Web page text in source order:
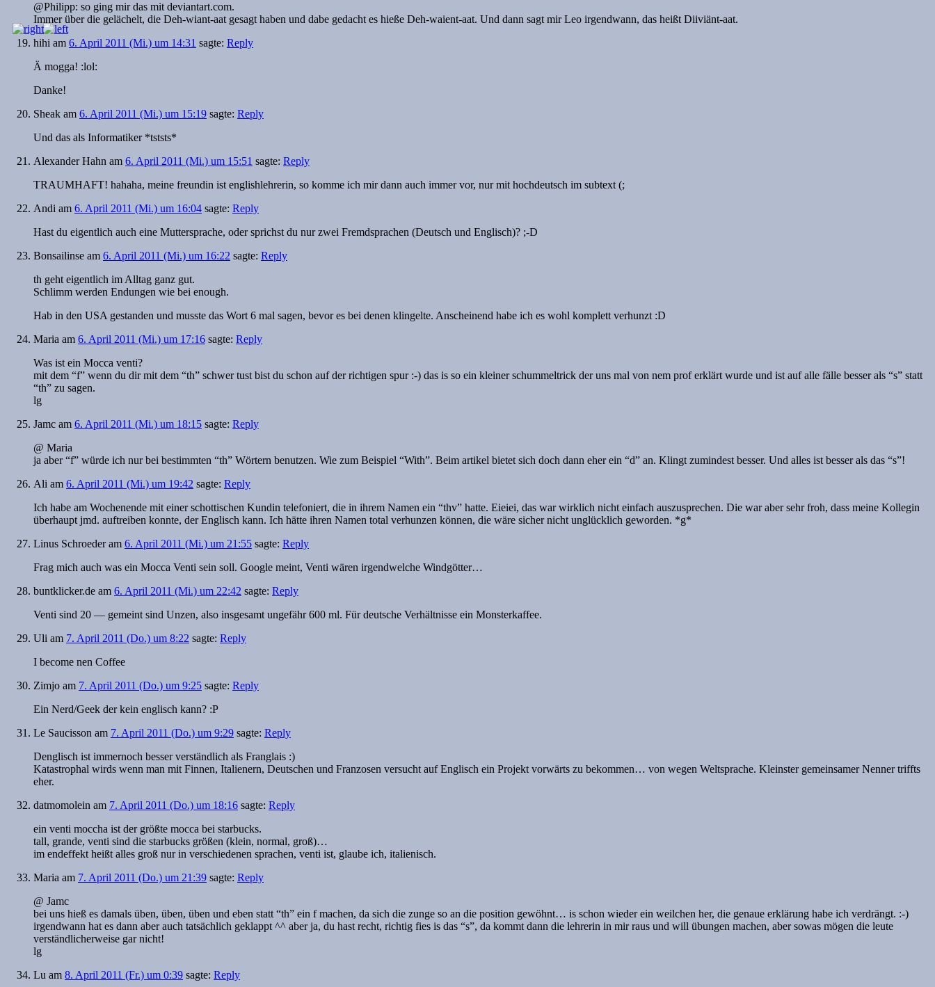
@Philipp: so ging mir das mit deviantart.com.
Immer über die gelächelt, die Deh-wiant-aat gesagt haben und dabe gedacht es hieße Deh-waient-aat. Und dann sagt mir Leo irgendwann, das heißt Diiviänt-aat.
hihi am 6. April 2011 (Mi.) um 14:31 sagte: Reply
Ä mogga! :lol:
Danke!
Sheak am 6. April 2011 (Mi.) um 15:19 sagte: Reply
Und das als Informatiker *tststs*
Alexander Hahn am 6. April 2011 (Mi.) um 15:51 sagte: Reply
TRAUMHAFT! hahaha, meine freundin ist englishlehrerin, so komme ich mir dann auch immer vor, nur mit hochdeutsch im subtext (;
Andi am 6. April 2011 (Mi.) um 16:04 sagte: Reply
Hast du eigentlich auch eine Muttersprache, oder sprichst du nur zwei Fremdsprachen (Deutsch und Englisch)? ;-D
Bonsailinse am 6. April 2011 (Mi.) um 16:22 sagte: Reply
th geht eigentlich im Alltag ganz gut.
Schlimm werden Endungen wie bei enough.
Hab in den USA gestanden und musste das Wort 6 mal sagen, bevor es bei denen klingelte. Anscheinend habe ich es wohl komplett verhunzt :D
Maria am 6. April 2011 (Mi.) um 17:16 sagte: Reply
Was ist ein Mocca venti?
mit dem “f” wenn du dir mit dem “th” schwer tust bist du schon auf der richtigen spur :-) das is so ein kleiner schummeltrick der uns mal von nem prof erklärt wurde und ist auf alle fälle besser als “s” statt
“th” zu sagen.
lg
Jamc am 6. April 2011 (Mi.) um 18:15 sagte: Reply
@ Maria
ja aber “f” würde ich nur bei bestimmten “th” Wörtern benutzen. Wie zum Beispiel “With”. Beim artikel bietet sich doch dann eher ein “d” an. Klingt zumindest besser. Und alles ist besser als das “s”!
Ali am 6. April 2011 (Mi.) um 19:42 sagte: Reply
Ich habe am Wochenende mit einer schottischen Kundin telefoniert, die in ihrem Namen ein “thv” hatte. Eieiei, das war wirklich nicht einfach auszusprechen. Die war aber sehr froh, dass meine Kollegin
überhaupt jmd. auftreiben konnte, der Englisch kann. Ich hätte ihren Namen total verhunzen können, die wäre sicher nicht unglücklich geworden. *g*
Linus Schroederam 6. April 2011 (Mi.) um 21:55 sagte: Reply
Frag mich auch was ein Mocca Venti sein soll. Google meint, Venti wären irgendwelche Windgötter…
buntklicker.de am 6. April 2011 (Mi.) um 22:42 sagte: Reply
Venti sind 20 — gemeint sind Unzen, also insgesamt ungefähr 600 ml. Für deutsche Verhältnisse ein Monsterkaffee.
Uli am 7. April 2011 (Do.) um 8:22 sagte: Reply
I become nen Coffee
Zimjo am 7. April 2011 (Do.) um 9:25 sagte: Reply
Ein Nerd/Geek der kein englisch kann? :P
Le Saucisson am 7. April 2011 (Do.) um 9:29 sagte: Reply
Denglisch ist immernoch besser verständlich als Franglais :)
Katastrophal wirds wenn man mit Finnen, Italienern, Deutschen und Franzosen versucht auf Englisch ein Projekt vorwärts zu bekommen… von wegen Weltsprache. Kleinster gemeinsamer Nenner triffts
eher.
datmomolein am 7. April 2011 (Do.) um 18:16 sagte: Reply
ein venti moccha ist der größte mocca bei starbucks.
tall, grande, venti sind die starbucks größen (klein, normal, groß)…
im endeffekt heißt alles groß nur in verschiedenen sprachen, venti ist, glaube ich, italienisch.
Maria am 7. April 2011 (Do.) um 21:39 sagte: Reply
@ Jamc
bei uns hieß es damals üben, üben, üben und eben statt “th” ein f machen, da sich die zunge so an die position gewöhnt… is schon wieder ein weilchen her, die genaue erklärung habe ich verdrängt. :-)
irgendwann hat es dann aber auch tatsächlich geklappt ^^ aber ja, du hast recht, richtig fies is das “s”, da kommt dann die lehrerin in mir raus und will übungen machen, aber sowas mögen die leute
verständlicherweise gar nicht!
lg
Lu am 8. April 2011 (Fr.) um 0:39 sagte: Reply